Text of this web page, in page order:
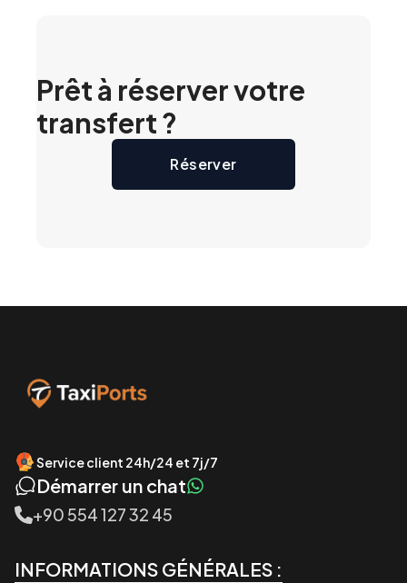
Prêt à réserver votre
transfert ?
Réserver
Service client 24h/24 et 7j/7
Démarrer un chat
+90 554 127 32 45
INFORMATIONS GÉNÉRALES :